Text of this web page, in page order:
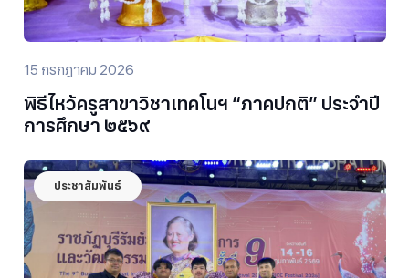
15 กรกฎาคม 2026
พิธีไหว้ครูสาขาวิชาเทคโนฯ “ภาคปกติ” ประจำปี
การศึกษา ๒๕๖๙
ประชาสัมพันธ์